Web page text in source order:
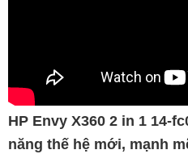
HP Envy X360 2 in 1 14-
năng thế hệ mới, mạnh